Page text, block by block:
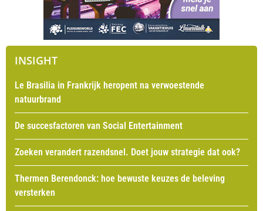
INSIGHT
Le Brasilia in Frankrijk heropent na verwoestende
natuurbrand
De succesfactoren van Social Entertainment
Zoeken verandert razendsnel. Doet jouw strategie dat ook?
Thermen Berendonck: hoe bewuste keuzes de beleving
versterken